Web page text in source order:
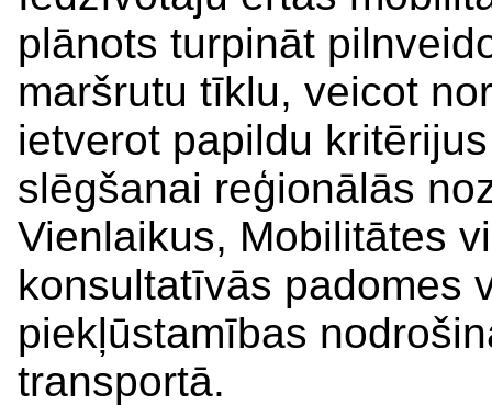
plānots turpināt
maršrutu tīklu, veicot
ietverot papildu
slēgšanai reģionālās
Vienlaikus, Mobilitātes
konsultatīvās padomes
piekļūstamības
transportā.